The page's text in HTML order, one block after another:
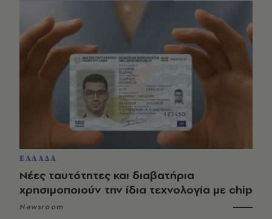
ΕΛΛΑΔΑ
Νέες ταυτότητες και διαβατήρια
χρησιμοποιούν την ίδια τεχνολογία με chip
Newsroom